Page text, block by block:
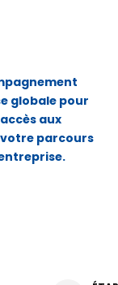
globale pour
aux
votre parcours